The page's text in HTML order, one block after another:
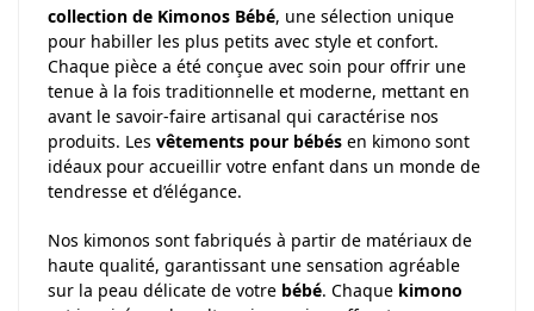
collection de Kimonos Bébé, une sélection unique
pour habiller les plus petits avec style et confort.
Chaque pièce a été conçue avec soin pour offrir une
tenue à la fois traditionnelle et moderne, mettant en
avant le savoir-faire artisanal qui caractérise nos
produits. Les vêtements pour bébés en kimono sont
idéaux pour accueillir votre enfant dans un monde de
tendresse et d’élégance.
Nos kimonos sont fabriqués à partir de matériaux de
haute qualité, garantissant une sensation agréable
sur la peau délicate de votre bébé. Chaque kimono